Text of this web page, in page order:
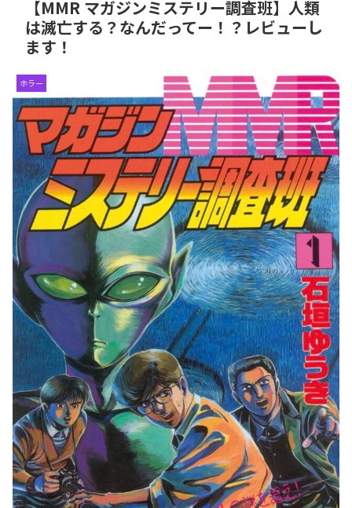
【MMR マガジンミステリー調査班】人類
は滅亡する？なんだってー！？レビューし
ます！
ホラー